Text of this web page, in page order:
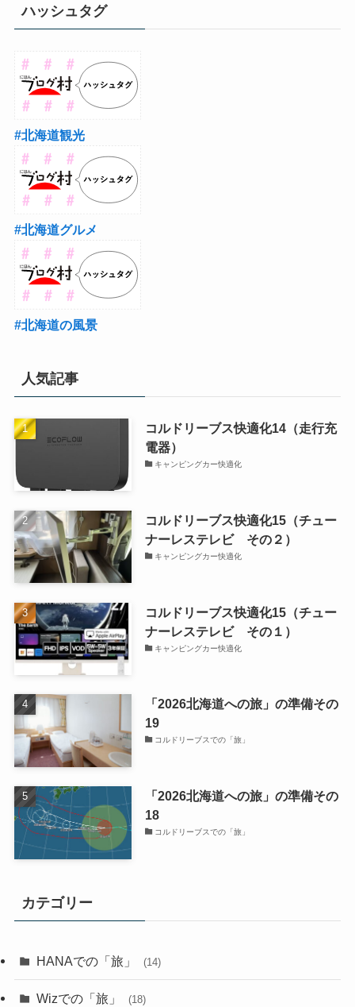
ハッシュタグ
#北海道観光
#北海道グルメ
#北海道の風景
人気記事
コルドリーブス快適化14（走行充
電器）
キャンピングカー快適化
コルドリーブス快適化15（チュー
ナーレステレビ その２）
キャンピングカー快適化
コルドリーブス快適化15（チュー
ナーレステレビ その１）
キャンピングカー快適化
「2026北海道への旅」の準備その
19
コルドリーブスでの「旅」
「2026北海道への旅」の準備その
18
コルドリーブスでの「旅」
カテゴリー
HANAでの「旅」 (14)
Wizでの「旅」 (18)